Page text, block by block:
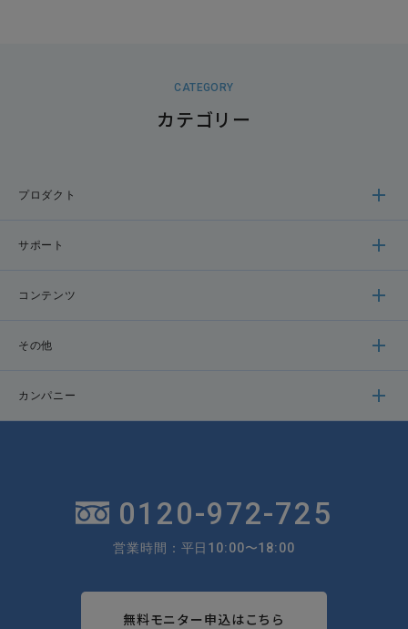
CATEGORY
カテゴリー
プロダクト
サポート
コンテンツ
その他
カンパニー
0120-972-725
営業時間：平日10:00〜18:00
無料モニター申込はこちら